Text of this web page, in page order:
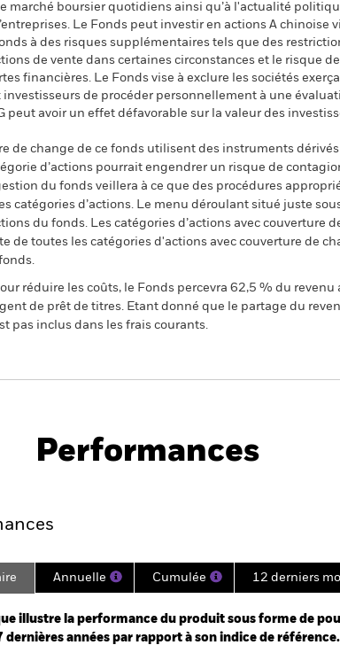
marché boursier quotidiens ainsi qu’à l'actualité
Le Fonds peut investir en actions A chinoise
à des risques supplémentaires tels que des
de vente dans certaines circonstances et le risque
financières. Le Fonds vise à exclure les sociétés
investisseurs de procéder personnellement à une
peut avoir un effet défavorable sur la valeur des
de change de ce fonds utilisent des instruments
d’actions pourrait engendrer un risque de
du fonds veillera à ce que des procédures
catégories d’actions. Le menu déroulant situé juste
du fonds. Les catégories d’actions avec couverture
de toutes les catégories d'actions avec couverture de
réduire les coûts, le Fonds percevra 62,5 % du
de prêt de titres. Etant donné que le partage du
pas inclus dans les frais courants.
Performances
01 00:00:00 to 2026-07-31 00:00:00.
Annuelle Cumulée 12 derniers
illustre la performance du produit sous forme de
dernières années par rapport à son indice de